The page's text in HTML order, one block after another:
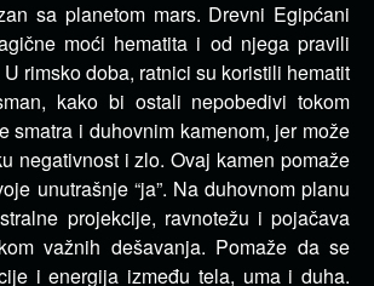
sa planetom mars. Drevni Egipćani
moći hematita i od njega pravili
U rimsko doba, ratnici su koristili hematit
kako bi ostali nepobedivi tokom
smatra i duhovnim kamenom, jer može
negativnost i zlo. Ovaj kamen pomaže
unutrašnje “ja”. Na duhovnom planu
projekcije, ravnotežu i pojačava
važnih dešavanja. Pomaže da se
i energija između tela, uma i duha.